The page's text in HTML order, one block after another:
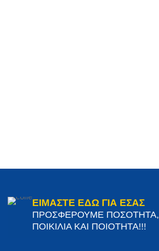
ΕΙΜΑΣΤΕ ΕΔΩ ΓΙΑ ΕΣΑΣ
ΠΡΟΣΦΕΡΟΥΜΕ ΠΟΣΟΤΗΤΑ,
ΠΟΙΚΙΛΙΑ ΚΑΙ ΠΟΙΟΤΗΤΑ!!!